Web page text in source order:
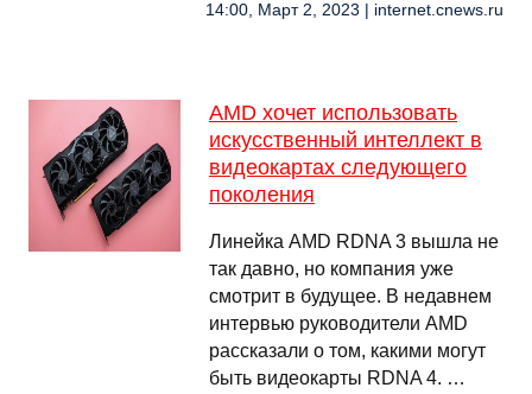
14:00, Март 2, 2023 | internet.cnews.ru
AMD хочет использовать
искусственный интеллект в
видеокартах следующего
поколения
Линейка AMD RDNA 3 вышла не
так давно, но компания уже
смотрит в будущее. В недавнем
интервью руководители AMD
рассказали о том, какими могут
быть видеокарты RDNA 4. …